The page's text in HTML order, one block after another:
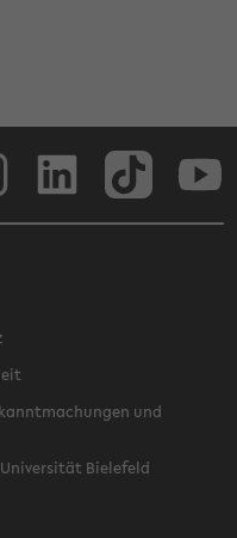
und
Bielefeld